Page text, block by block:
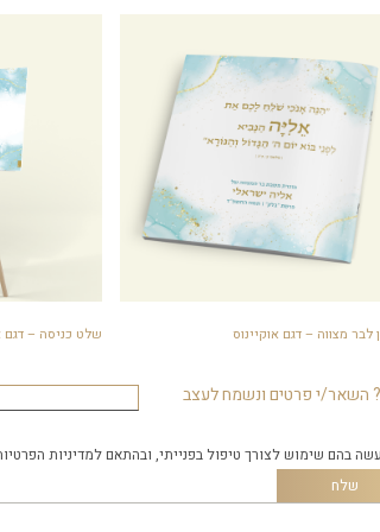
לבר מצווה – דגם אוקיינוס שלט כניסה – דגם
השאר/י פרטים ונשמח לעצב
בהם שימוש לצורך טיפול בפנייתי, ובהתאם למדיניות